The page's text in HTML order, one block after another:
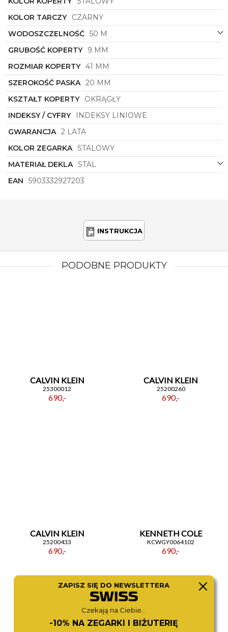
historię, gust i osobowość swojego nosiciela.
Dzięki starannemu wykonaniu, wysokiej jakości
materiałom oraz precyzyjnemu mechanizmowi,
zegarek męskiTorii z pewnością stanie się
nieodłącznym elementem Twojego codziennego
życia, podkreślając indywidualny styl i dbałość o
detale. Wyróżniaj się z tłumu, inwestując w zegarek,
który jest nie tylko przedmiotem praktycznym, ale
również luksusowym dodatkiem, który podkreśli
Twój niepowtarzalny charakter.
KOLOR TARCZY CZARNY
WODOSZCZELNOŚĆ 50 M
GRUBOŚĆ KOPERTY 9 MM
ROZMIAR KOPERTY 41 MM
SZEROKOŚĆ PASKA 20 MM
KSZTAŁT KOPERTY OKRĄGŁY
INDEKSY / CYFRY
INDEKSY LINIOWE
GWARANCJA 2 LATA
KOLOR ZEGARKA STALOWY
MATERIAŁ DEKLA STAL
EAN
5903332927203
INSTRUKCJA
PODOBNE PRODUKTY
CALVIN KLEIN
25300012
690,-
CALVIN KLEIN
25200260
690,-
CALVIN KLEIN
25200433
690,-
KENNETH COLE
KCWGY0064102
690,-
ZAPISZ SIĘ DO NEWSLETTERA
Czekają na Ciebie...
-10% NA ZEGARKI I BIŻUTERIĘ